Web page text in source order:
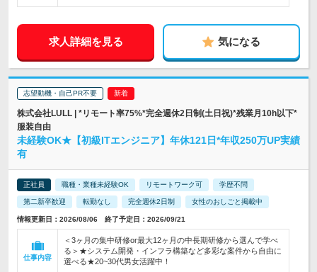
求人詳細を見る 気になる
志望動機・自己PR不要
株式会社LULL | *リモート率75%*完全週休2日制(土日祝)*残業月10h以下*
服装自由
未経験OK★【初級ITエンジニア】年休121日*年収250万UP実績
有
正社員 職種・業種未経験OK リモートワーク可 学歴不問
第二新卒歓迎 転勤なし 完全週休2日制 女性のおしごと掲載中
情報更新日：2026/08/06 終了予定日：2026/09/21
仕事内容
＜3ヶ月の集中研修or最大12ヶ月の中長期研修から選んで学べ
る＞★システム開発・インフラ構築など多彩な案件から自由に
選べる★20~30代男女活躍中！